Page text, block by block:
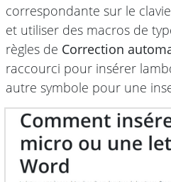
correspondante sur le
et utiliser des macros de
règles de Correction
raccourci pour insérer
autre symbole pour une